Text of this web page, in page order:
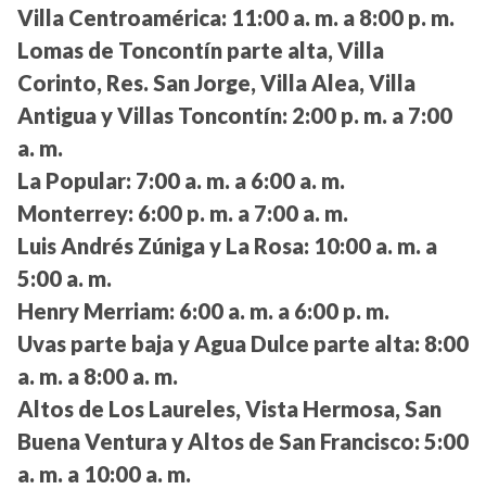
Villa Centroamérica: 11:00 a. m. a 8:00 p. m.
Lomas de Toncontín parte alta, Villa
Corinto, Res. San Jorge, Villa Alea, Villa
Antigua y Villas Toncontín: 2:00 p. m. a 7:00
a. m.
La Popular: 7:00 a. m. a 6:00 a. m.
Monterrey: 6:00 p. m. a 7:00 a. m.
Luis Andrés Zúniga y La Rosa: 10:00 a. m. a
5:00 a. m.
Henry Merriam: 6:00 a. m. a 6:00 p. m.
Uvas parte baja y Agua Dulce parte alta: 8:00
a. m. a 8:00 a. m.
Altos de Los Laureles, Vista Hermosa, San
Buena Ventura y Altos de San Francisco: 5:00
a. m. a 10:00 a. m.